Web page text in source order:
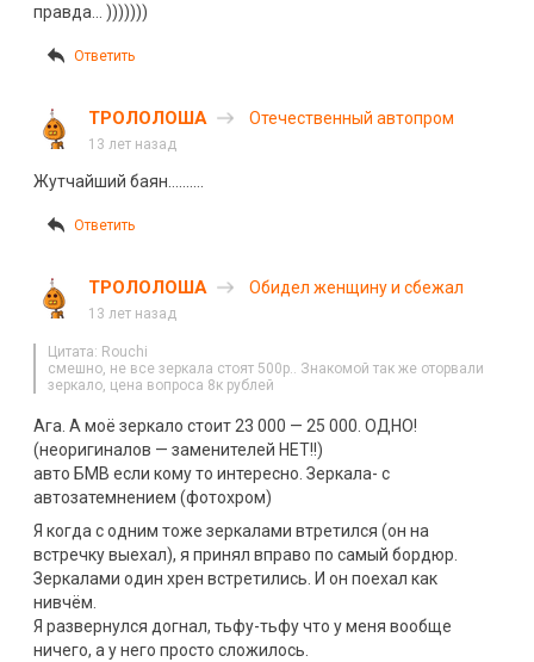
правда… )))))))
Ответить
ТРОЛОЛОША Отечественный автопром
13 лет назад
Жутчайший баян……….
Ответить
ТРОЛОЛОША Обидел женщину и сбежал
13 лет назад
Цитата: Rouchi
смешно, не все зеркала стоят 500р.. Знакомой так же оторвали
зеркало, цена вопроса 8к рублей
Ага. А моё зеркало стоит 23 000 — 25 000. ОДНО!
(неоригиналов — заменителей НЕТ!!)
авто БМВ если кому то интересно. Зеркала- с
автозатемнением (фотохром)
Я когда с одним тоже зеркалами втретился (он на
встречку выехал), я принял вправо по самый бордюр.
Зеркалами один хрен встретились. И он поехал как
нивчём.
Я развернулся догнал, тьфу-тьфу что у меня вообще
ничего, а у него просто сложилось.